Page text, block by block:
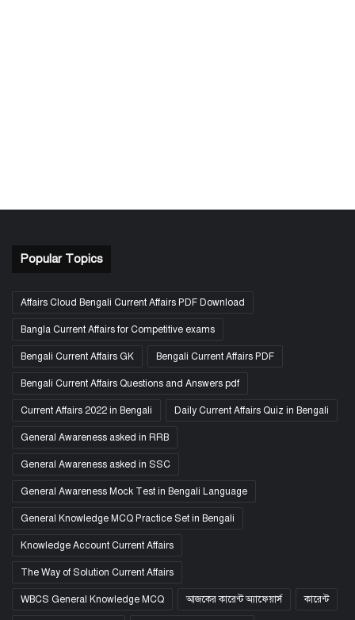
Popular Topics
Affairs Cloud Bengali Current Affairs PDF Download
Bangla Current Affairs for Competitive exams
Bengali Current Affairs GK Bengali Current Affairs PDF
Bengali Current Affairs Questions and Answers pdf
Current Affairs 2022 in Bengali Daily Current Affairs Quiz in Bengali
General Awareness asked in RRB
General Awareness asked in SSC
General Awareness Mock Test in Bengali Language
General Knowledge MCQ Practice Set in Bengali
Knowledge Account Current Affairs
The Way of Solution Current Affairs
WBCS General Knowledge MCQ আজকের কারেন্ট অ্যাফেয়ার্স কারেন্ট